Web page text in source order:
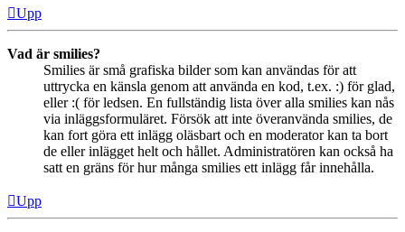
Upp
Vad är smilies?
Smilies är små grafiska bilder som kan användas för att
uttrycka en känsla genom att använda en kod, t.ex. :) för glad,
eller :( för ledsen. En fullständig lista över alla smilies kan nås
via inläggsformuläret. Försök att inte överanvända smilies, de
kan fort göra ett inlägg oläsbart och en moderator kan ta bort
de eller inlägget helt och hållet. Administratören kan också ha
satt en gräns för hur många smilies ett inlägg får innehålla.
Upp